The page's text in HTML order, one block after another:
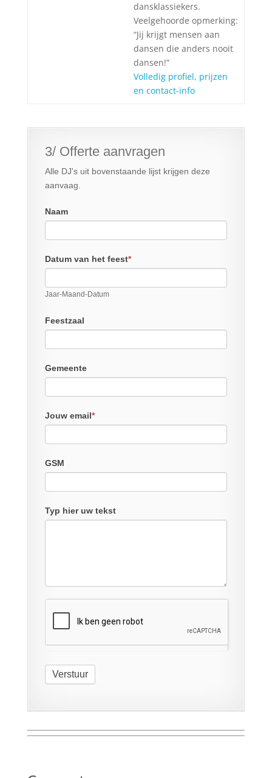
dansklassiekers.
Veelgehoorde opmerking:
“Jij krijgt mensen aan
dansen die anders nooit
dansen!”
Volledig profiel, prijzen
en contact-info
3/ Offerte aanvragen
Alle DJ's uit bovenstaande lijst krijgen deze
aanvaag.
Naam
Datum van het feest*
Jaar-Maand-Datum
Feestzaal
Gemeente
Jouw email*
GSM
Typ hier uw tekst
Verstuur